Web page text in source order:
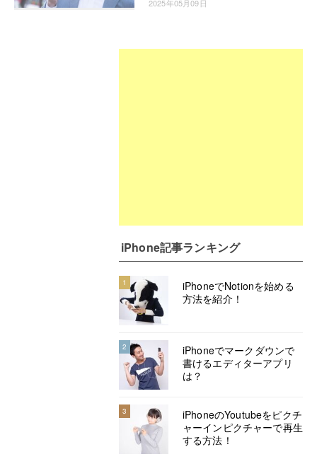
2025年05月09日
iPhone記事ランキング
1
iPhoneでNotionを始める
方法を紹介！
2
iPhoneでマークダウンで
書けるエディターアプリ
は？
3
iPhoneのYoutubeをピクチ
ャーインピクチャーで再生
する方法！